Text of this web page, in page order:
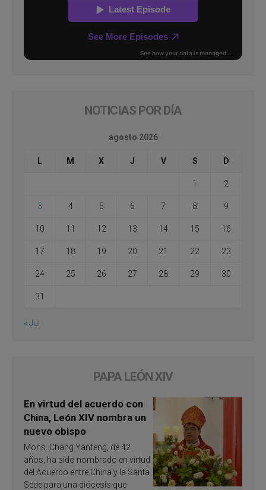
NOTICIAS POR DÍA
agosto 2026
L M X J V S D
1 2
3 4 5 6 7 8 9
10 11 12 13 14 15 16
17 18 19 20 21 22 23
24 25 26 27 28 29 30
31
« Jul
PAPA LEÓN XIV
En virtud del acuerdo con
China, León XIV nombra un
nuevo obispo
Mons. Chang Yanfeng, de 42
años, ha sido nombrado en virtud
del Acuerdo entre China y la Santa
Sede para una diócesis que